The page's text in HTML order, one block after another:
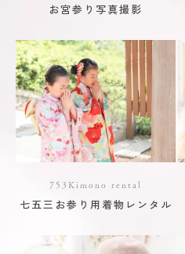
お宮参り写真撮影
753Kimono rental
七五三お参り用着物レンタル